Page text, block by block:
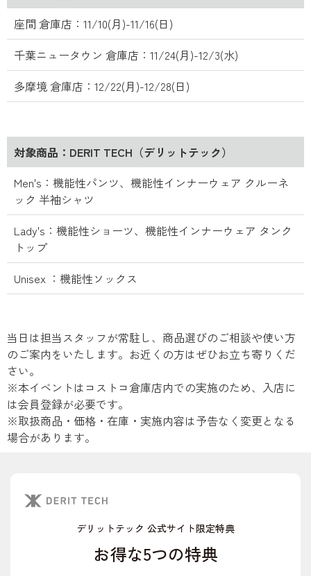
座間 倉庫店：11/10(月)-11/16(日)
千葉ニュータウン 倉庫店：11/24(月)-12/3(水)
多摩境 倉庫店：12/22(月)-12/28(日)
対象商品：DERIT TECH（デリットテック）
Men's：機能性パンツ、機能性インナーウェア クルーネ
ック 半袖シャツ
Lady's：機能性ショーツ、機能性インナーウェア タンク
トップ
Unisex ：機能性ソックス
当日は担当スタッフが常駐し、商品選びのご相談や使い方
のご案内をいたします。お近くの方はぜひお立ち寄りくだ
さい。
※本イベントはコストコ倉庫店内での実施のため、入店に
は会員登録が必要です。
※取扱商品・価格・在庫・実施内容は予告なく変更となる
場合があります。
デリットテック 公式サイト限定特典
お得な5つの特典